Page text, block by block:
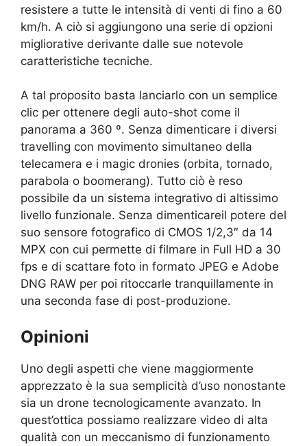
resistere a tutte le intensità di venti di fino a 60
km/h. A ciò si aggiungono una serie di opzioni
migliorative derivante dalle sue notevole
caratteristiche tecniche.
A tal proposito basta lanciarlo con un semplice
clic per ottenere degli auto-shot come il
panorama a 360 º. Senza dimenticare i diversi
travelling con movimento simultaneo della
telecamera e i magic dronies (orbita, tornado,
parabola o boomerang). Tutto ciò è reso
possibile da un sistema integrativo di altissimo
livello funzionale. Senza dimenticareil potere del
suo sensore fotografico di CMOS 1/2,3″ da 14
MPX con cui permette di filmare in Full HD a 30
fps e di scattare foto in formato JPEG e Adobe
DNG RAW per poi ritoccarle tranquillamente in
una seconda fase di post-produzione.
Opinioni
Uno degli aspetti che viene maggiormente
apprezzato è la sua semplicità d’uso nonostante
sia un drone tecnologicamente avanzato. In
quest’ottica possiamo realizzare video di alta
qualità con un meccanismo di funzionamento